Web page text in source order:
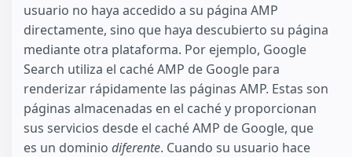
usuario no haya accedido a su página AMP
directamente, sino que haya descubierto su página
mediante otra plataforma. Por ejemplo, Google
Search utiliza el caché AMP de Google para
renderizar rápidamente las páginas AMP. Estas son
páginas almacenadas en el caché y proporcionan
sus servicios desde el caché AMP de Google, que
es un dominio diferente. Cuando su usuario hace